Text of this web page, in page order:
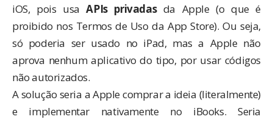
iOS, pois usaAPIs privadasda Apple (o que é
proibido nos Termos de Uso da App Store). Ou seja,
só poderia ser usado no iPad, mas a Apple não
aprova nenhum aplicativo do tipo, por usar códigos
não autorizados.
A solução seria a Apple comprar a ideia (literalmente)
e implementar nativamente no iBooks. Seria